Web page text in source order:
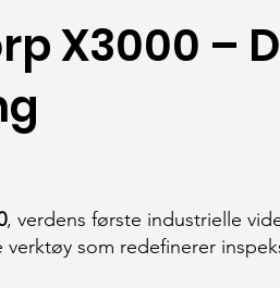
X3000 –
, verdens første industrielle
verktøy som redefinerer